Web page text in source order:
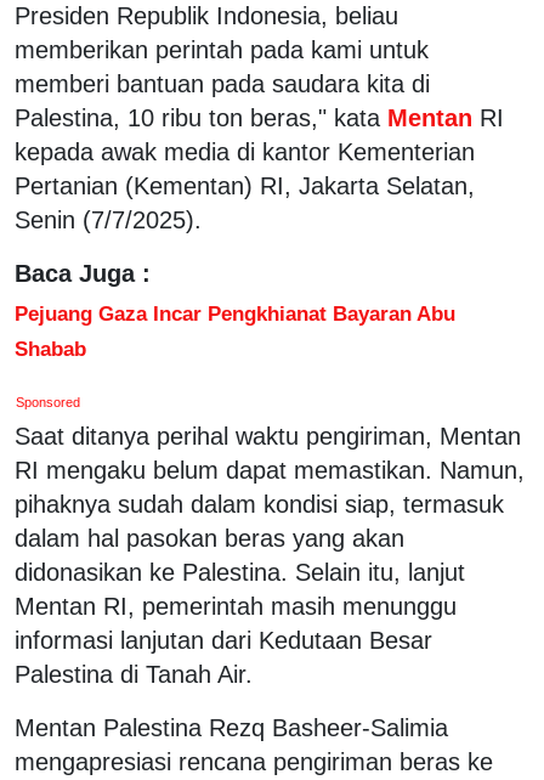
Presiden Republik Indonesia, beliau
memberikan perintah pada kami untuk
memberi bantuan pada saudara kita di
Palestina, 10 ribu ton beras," kata Mentan RI
kepada awak media di kantor Kementerian
Pertanian (Kementan) RI, Jakarta Selatan,
Senin (7/7/2025).
Baca Juga :
Pejuang Gaza Incar Pengkhianat Bayaran Abu
Shabab
Sponsored
Saat ditanya perihal waktu pengiriman, Mentan
RI mengaku belum dapat memastikan. Namun,
pihaknya sudah dalam kondisi siap, termasuk
dalam hal pasokan beras yang akan
didonasikan ke Palestina. Selain itu, lanjut
Mentan RI, pemerintah masih menunggu
informasi lanjutan dari Kedutaan Besar
Palestina di Tanah Air.
Mentan Palestina Rezq Basheer-Salimia
mengapresiasi rencana pengiriman beras ke